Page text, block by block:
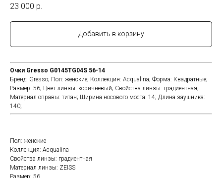
23 000 р.
Добавить в корзину
Очки Gresso G0145TG04S 56-14
Бренд: Gresso; Пол: женские; Коллекция: Acqualina; Форма: Квадратные;
Размер: 56; Цвет линзы: коричневый; Cвойства линзы: градиентная;
Материал оправы: титан; Ширина носового моста: 14; Длина заушника:
140;
Пол: женские
Коллекция: Acqualina
Cвойства линзы: градиентная
Материал линзы: ZEISS
Размер: 56